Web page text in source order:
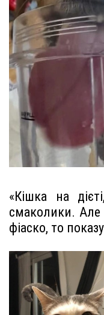
«Кішка на
смаколики. Але
фіаско, то